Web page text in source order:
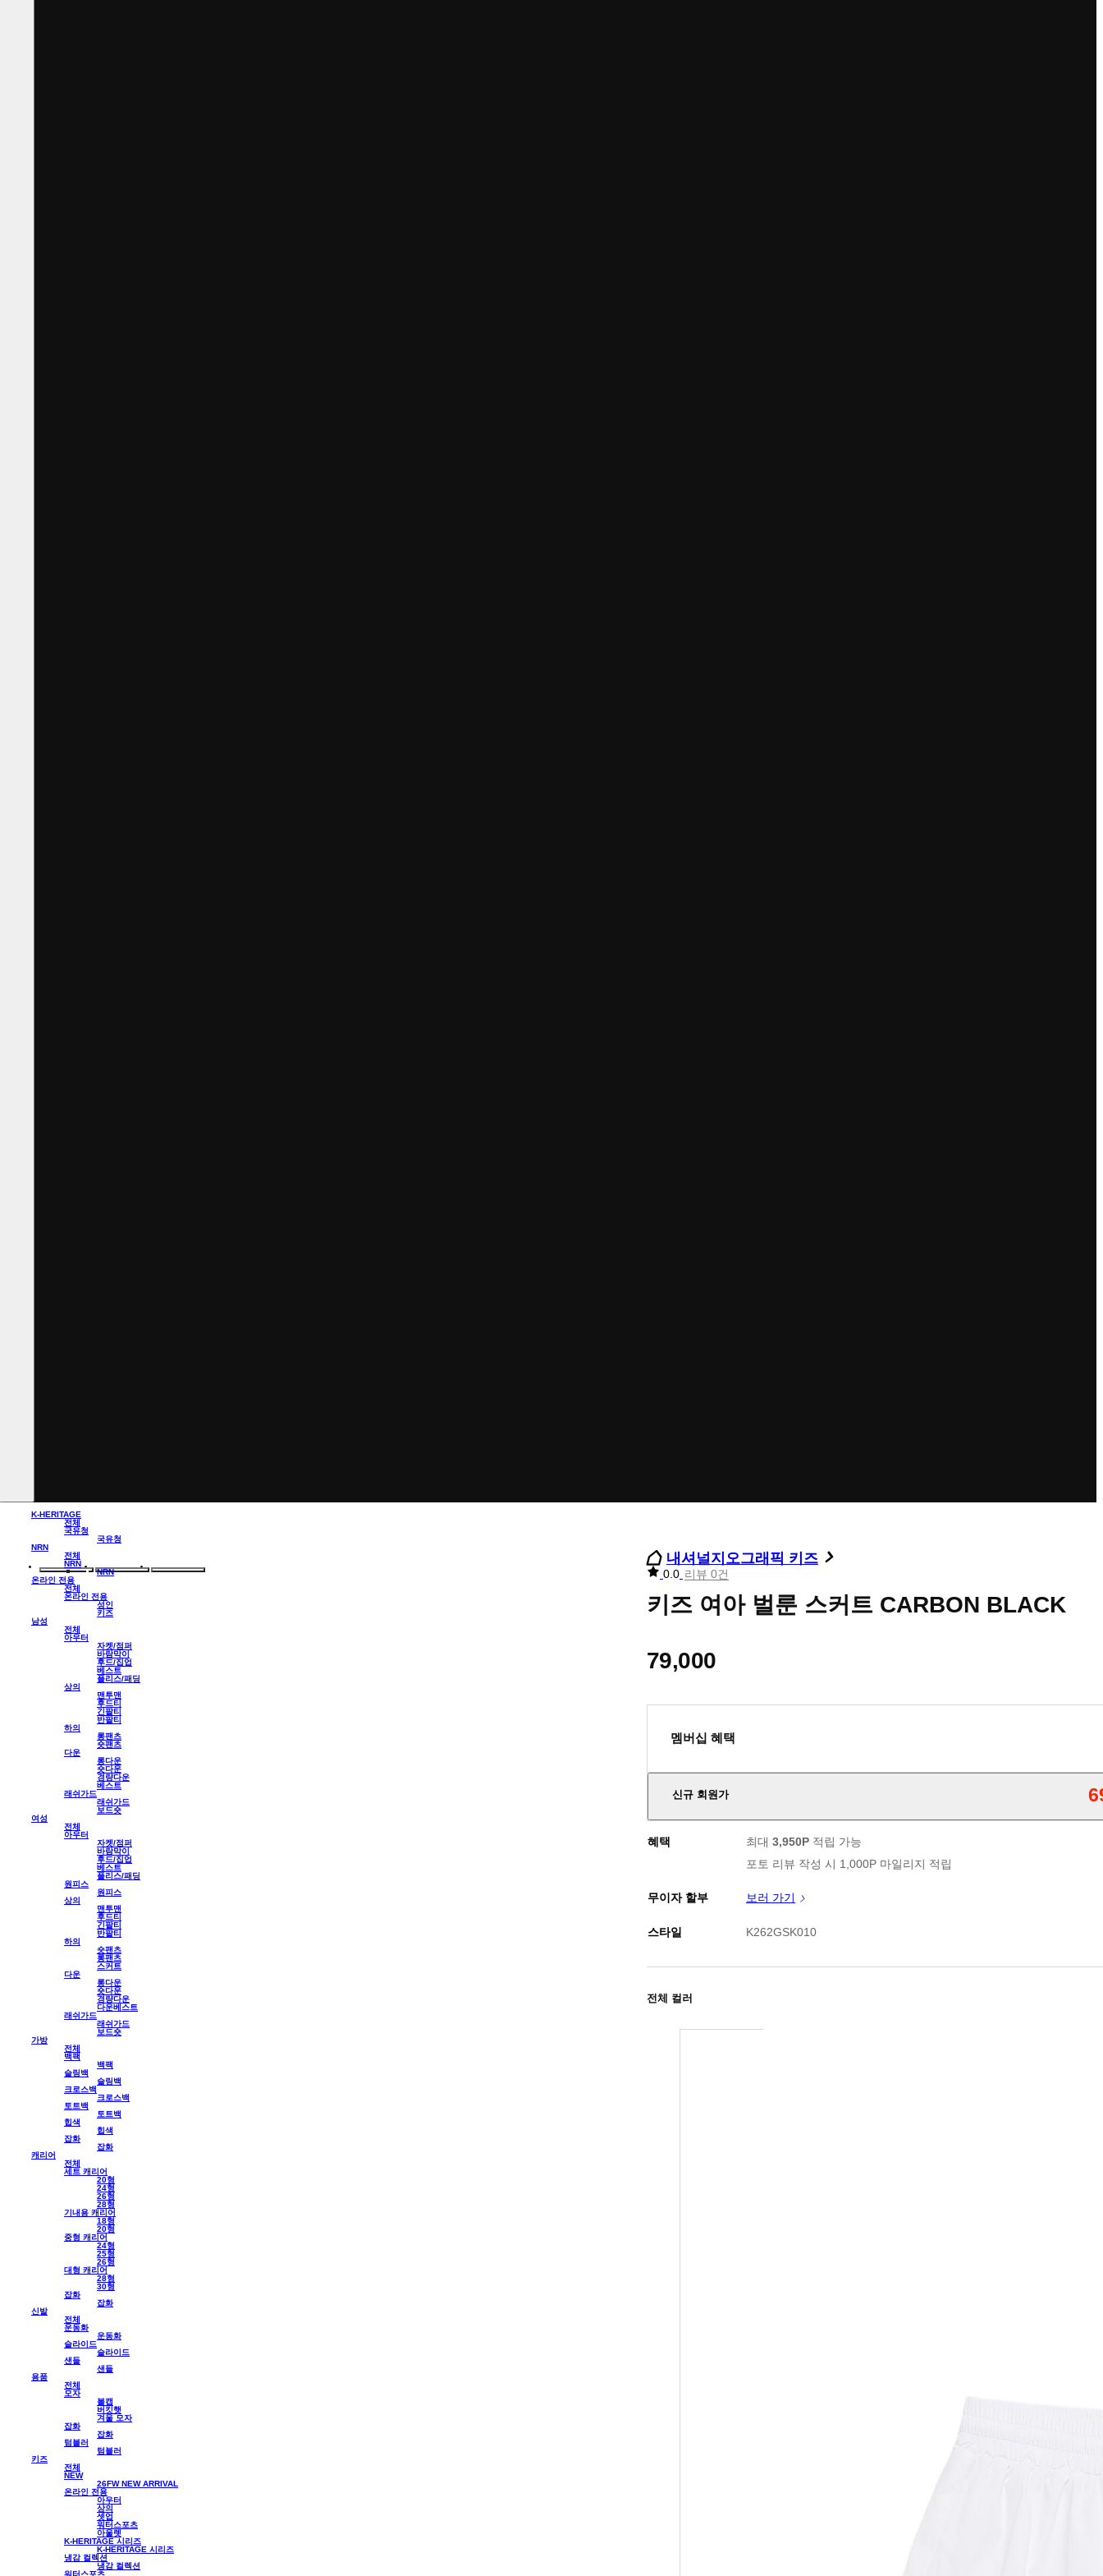
K-HERITAGE
전체
국유청
국유청
NRN
전체
NRN
NRN
온라인 전용
전체
온라인 전용
성인
키즈
남성
전체
아우터
자켓/점퍼
바람막이
후드/집업
베스트
플리스/패딩
상의
맨투맨
후드티
긴팔티
반팔티
하의
롱팬츠
숏팬츠
다운
롱다운
숏다운
경량다운
베스트
래쉬가드
래쉬가드
보드숏
여성
전체
아우터
자켓/점퍼
바람막이
후드/집업
베스트
플리스/패딩
원피스
원피스
상의
맨투맨
후드티
긴팔티
반팔티
하의
숏팬츠
롱팬츠
스커트
다운
롱다운
숏다운
경량다운
다운베스트
래쉬가드
래쉬가드
보드숏
가방
전체
백팩
백팩
슬링백
슬링백
크로스백
크로스백
토트백
토트백
힙색
힙색
잡화
잡화
캐리어
전체
세트 캐리어
20형
24형
26형
28형
기내용 캐리어
18형
20형
중형 캐리어
24형
25형
26형
대형 캐리어
28형
30형
잡화
잡화
신발
전체
운동화
운동화
슬라이드
슬라이드
샌들
샌들
용품
전체
모자
볼캡
버킷햇
겨울 모자
잡화
잡화
텀블러
텀블러
키즈
전체
NEW
26FW NEW ARRIVAL
온라인 전용
아우터
상의
셋업
워터스포츠
아울렛
K-HERITAGE 시리즈
K-HERITAGE 시리즈
냉감 컬렉션
냉감 컬렉션
워터스포츠
내셔널지오그래픽 키즈
리
별
점
0.0 리뷰 0건
키즈 여아 벌룬 스커트 CARBON BLACK
79,000
멤버십 혜택
신규 회원가
판매가
신규 가입 쿠폰 1만원(3만원 이상 구매시)
혜택 최대 3,950P 적립 가능
포토 리뷰 작성 시 1,000P 마일리지 적립
무이자 할부 보러 가기
스타일 K262GSK010
전체 컬러